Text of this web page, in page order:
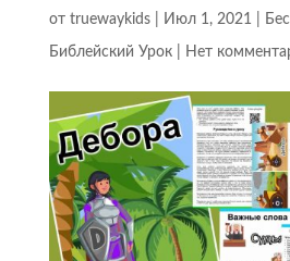
от truewaykids| Июл 1, 2021
Библейский Урок| Нет